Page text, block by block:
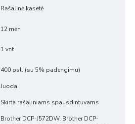
Rašalinė kasetė
12 mėn
1 vnt
400 psl. (su 5% padengimu)
Juoda
Skirta rašaliniams spausdintuvams
Brother DCP-J572DW, Brother DCP-